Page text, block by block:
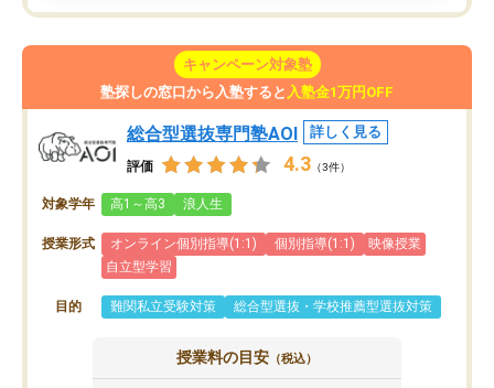
キャンペーン対象塾
塾探しの窓口から入塾すると 入塾金1万円OFF
総合型選抜専門塾AOI 詳しく見る
評価 4.3 （3件）
対象学年 高1～高3 浪人生
授業形式 オンライン個別指導(1:1) 個別指導(1:1)
映像授業
自立型学習
目的 難関私立受験対策 総合型選抜・学校推薦型選抜対策
授業料の目安 （税込）